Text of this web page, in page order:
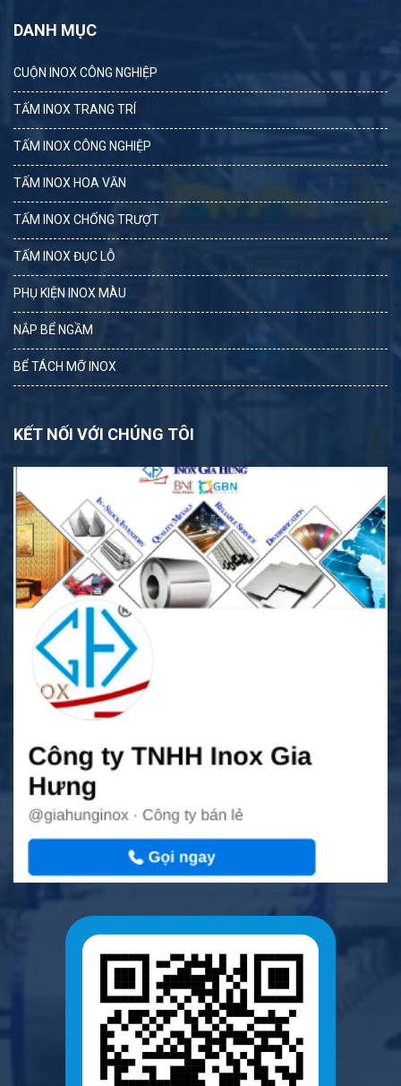
DANH MỤC
CUỘN INOX CÔNG NGHIỆP
TẤM INOX TRANG TRÍ
TẤM INOX CÔNG NGHIỆP
TẤM INOX HOA VĂN
TẤM INOX CHỐNG TRƯỢT
TẤM INOX ĐỤC LỖ
PHỤ KIỆN INOX MÀU
NẮP BỂ NGẦM
BỂ TÁCH MỠ INOX
KẾT NỐI VỚI CHÚNG TÔI